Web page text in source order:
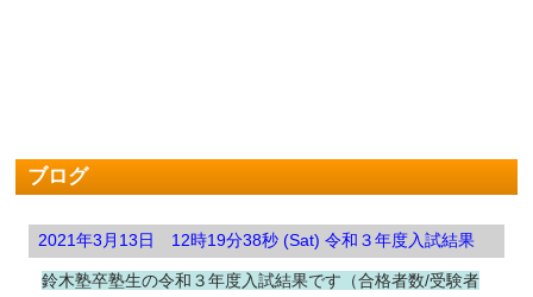
ブログ
2021年3月13日 12時19分38秒 (Sat) 令和３年度入試結果
鈴木塾卒塾生の令和３年度入試結果です（合格者数/受験者